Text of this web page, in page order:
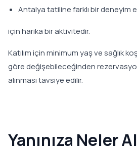
Antalya tatiline farklı bir deneyim
için harika bir aktivitedir.
Katılım için minimum yaş ve sağlık
göre değişebileceğinden
alınması tavsiye edilir.
Yanınıza Neler